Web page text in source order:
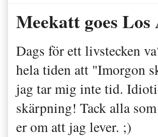
Meekatt goes Los
Dags för ett livstecken
hela tiden att "Imorgon
jag tar mig inte tid.
skärpning! Tack alla
er om att jag lever. ;)